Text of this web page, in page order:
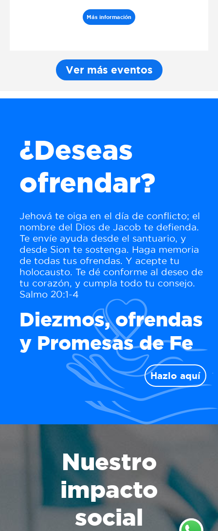
Más información
Ver más eventos
¿Deseas
ofrendar?
Jehová te oiga en el día de conflicto; el
nombre del Dios de Jacob te defienda.
Te envíe ayuda desde el santuario, y
desde Sion te sostenga. Haga memoria
de todas tus ofrendas. Y acepte tu
holocausto. Te dé conforme al deseo de
tu corazón, y cumpla todo tu consejo.
Salmo 20:1-4
Diezmos, ofrendas
y Promesas de Fe
Hazlo aquí
Nuestro
impacto
social